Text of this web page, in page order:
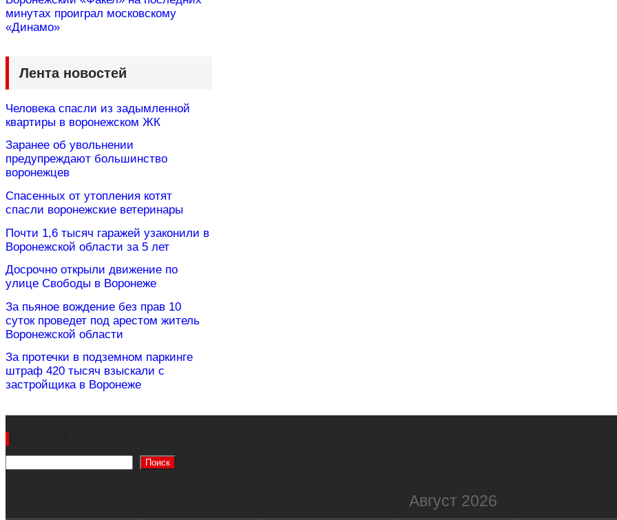
минутах проиграл московскому
«Динамо»
Лента новостей
Человека спасли из задымленной
квартиры в воронежском ЖК
Заранее об увольнении
предупреждают большинство
воронежцев
Спасенных от утопления котят
спасли воронежские ветеринары
Почти 1,6 тысяч гаражей узаконили в
Воронежской области за 5 лет
Досрочно открыли движение по
улице Свободы в Воронеже
За пьяное вождение без прав 10
суток проведет под арестом житель
Воронежской области
За протечки в подземном паркинге
штраф 420 тысяч взыскали с
застройщика в Воронеже
Поиск
Август 2026